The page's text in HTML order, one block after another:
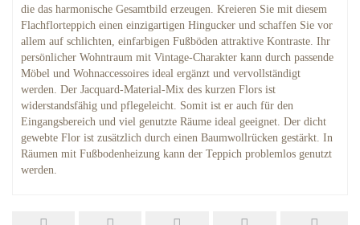
die das harmonische Gesamtbild erzeugen. Kreieren Sie mit diesem
Flachflorteppich einen einzigartigen Hingucker und schaffen Sie vor
allem auf schlichten, einfarbigen Fußböden attraktive Kontraste. Ihr
persönlicher Wohntraum mit Vintage-Charakter kann durch passende
Möbel und Wohnaccessoires ideal ergänzt und vervollständigt
werden. Der Jacquard-Material-Mix des kurzen Flors ist
widerstandsfähig und pflegeleicht. Somit ist er auch für den
Eingangsbereich und viel genutzte Räume ideal geeignet. Der dicht
gewebte Flor ist zusätzlich durch einen Baumwollrücken gestärkt. In
Räumen mit Fußbodenheizung kann der Teppich problemlos genutzt
werden.